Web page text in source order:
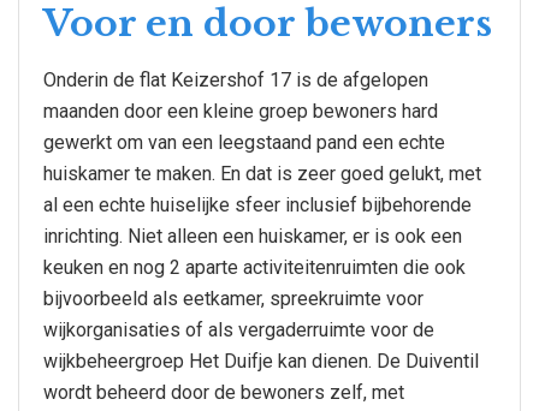
Voor en door bewoners
Onderin de flat Keizershof 17 is de afgelopen
maanden door een kleine groep bewoners hard
gewerkt om van een leegstaand pand een echte
huiskamer te maken. En dat is zeer goed gelukt, met
al een echte huiselijke sfeer inclusief bijbehorende
inrichting. Niet alleen een huiskamer, er is ook een
keuken en nog 2 aparte activiteitenruimten die ook
bijvoorbeeld als eetkamer, spreekruimte voor
wijkorganisaties of als vergaderruimte voor de
wijkbeheergroep Het Duifje kan dienen. De Duiventil
wordt beheerd door de bewoners zelf, met